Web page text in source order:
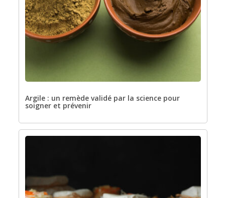
Argile : un remède validé par la science pour
soigner et prévenir